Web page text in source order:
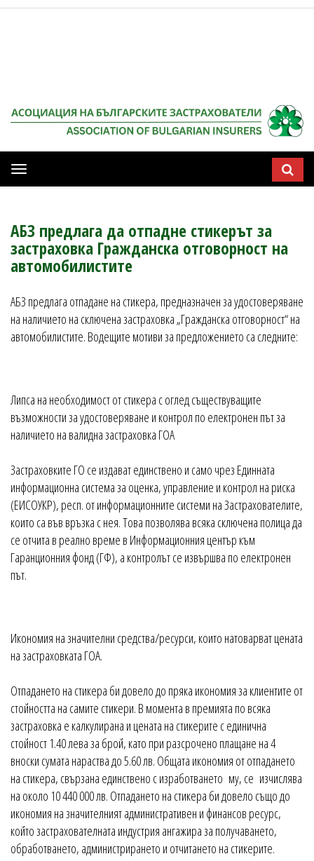
Мобилна
навигация
АБЗ предлага да отпадне стикерът за
застраховка Гражданска отговорност на
автомобилистите
АБЗ предлага отпадане на стикера, предназначен за удостоверяване
на наличието на сключена застраховка „Гражданска отговорност“ на
автомобилистите. Водещите мотиви за предложението са следните:
Липса на необходимост от стикера с оглед съществуващите
възможности за удостоверяване и контрол по електронен път за
наличието на валидна застраховка ГОА
Застраховките ГО се издават единствено и само чрез Единната
информационна система за оценка, управление и контрол на риска
(ЕИСОУКР), респ. от информационните системи на Застрахователите,
които са във връзка с нея. Това позволява всяка сключена полица да
се отчита в реално време в Информационния център към
Гаранционния фонд (ГФ), а контролът се извършва по електронен
път.
Икономия на значителни средства/ресурси, които натоварват цената
на застраховката ГОА.
Отпадането на стикера би довело до пряка икономия за клиентите от
стойността на самите стикери. В момента в премията по всяка
застраховка е калкулирана и цената на стикерите с единична
стойност 1.40 лева за брой, като при разсрочено плащане на 4
вноски сумата нараства до 5.60 лв. Общата икономия от отпадането
на стикера, свързана единствено с изработването му, се изчислява
на около 10 440 000 лв. Отпадането на стикера би довело също до
икономия на значителният административен и финансов ресурс,
който застрахователната индустрия ангажира за получаването,
обработването, администрирането и отчитането на стикерите.